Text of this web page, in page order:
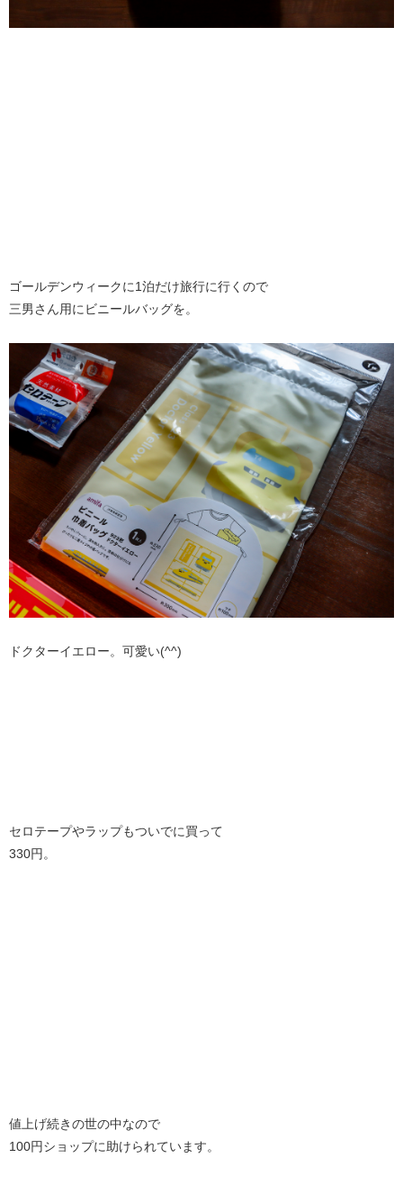
ゴールデンウィークに1泊だけ旅行に行くので
三男さん用にビニールバッグを。
ドクターイエロー。可愛い(^^)
セロテープやラップもついでに買って
330円。
値上げ続きの世の中なので
100円ショップに助けられています。